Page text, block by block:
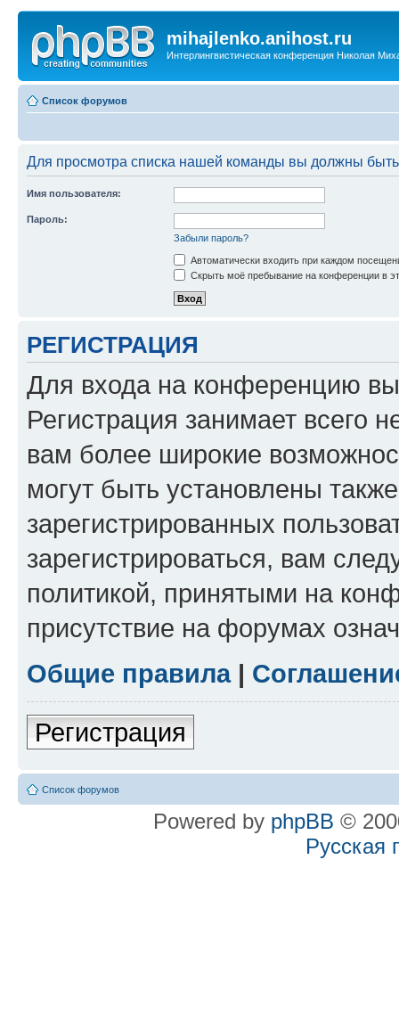
mihajlenko.anihost.ru
Интерлингвистическая конференция Николая
Список форумов
Для просмотра списка нашей команды вы должны
Имя пользователя:
Пароль:
Забыли пароль?
Автоматически входить при каждом
Скрыть моё пребывание на конференции в
РЕГИСТРАЦИЯ
Для входа на конференцию
Регистрация занимает всего
вам более широкие
могут быть установлены
зарегистрированных
зарегистрироваться, вам
политикой, принятыми на
присутствие на форумах
Общие правила|
Регистрация
Список форумов
Powered by phpBB ©
Русская